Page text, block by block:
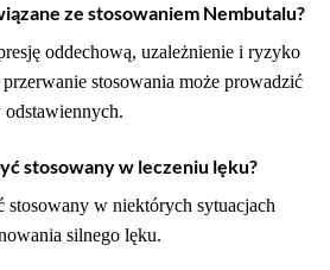
ze stosowaniem Nembutalu?
oddechową, uzależnienie i ryzyko
stosowania może prowadzić
stosowany w leczeniu lęku?
stosowany w niektórych sytuacjach
silnego lęku.